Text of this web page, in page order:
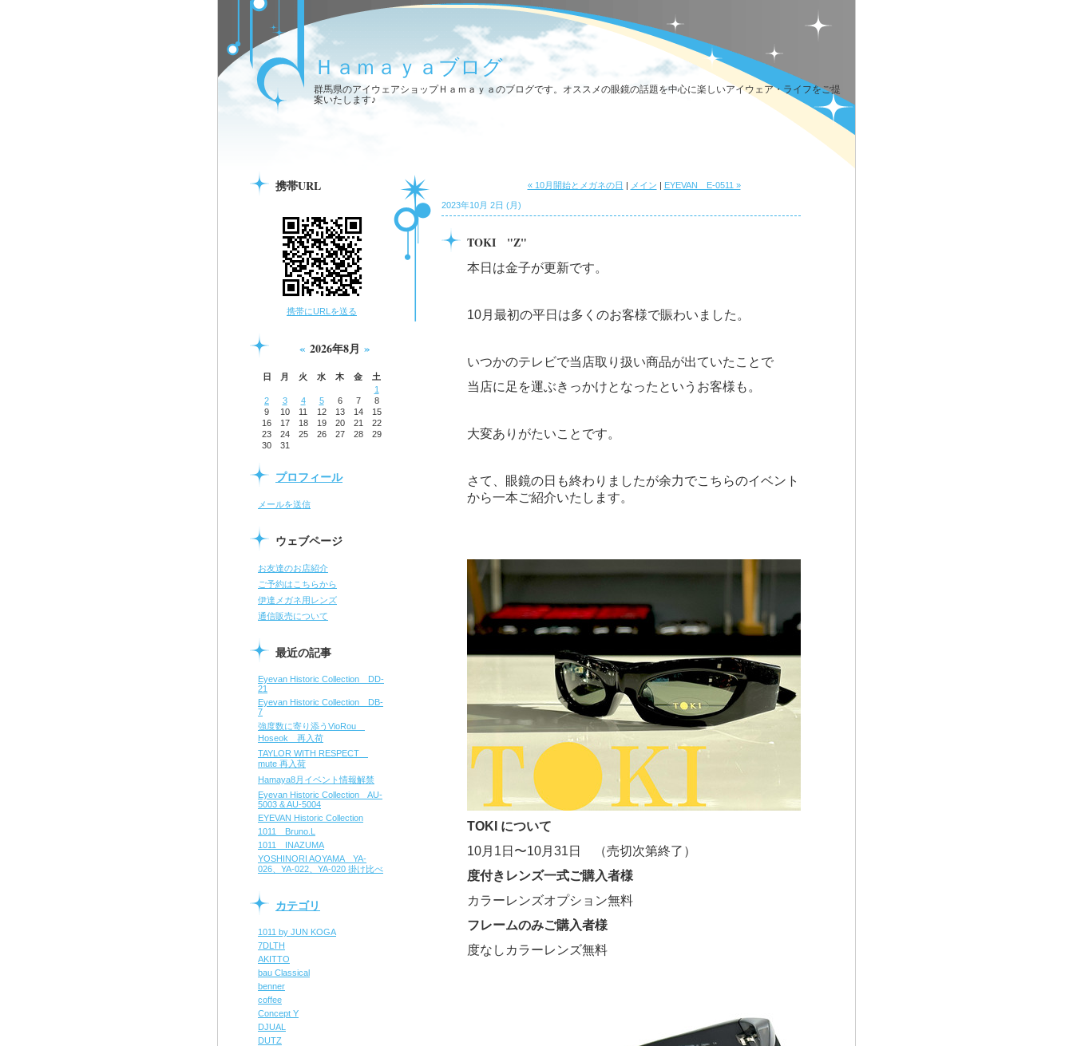
Ｈａｍａｙａブログ
群馬県のアイウェアショップＨａｍａｙａのブログです。オススメの眼鏡の話題を中心に楽しいアイウェア・ライフをご提
案いたします♪
携帯URL
携帯にURLを送る
« 2026年8月 »
日 月 火 水 木 金
土
1
2
3 4 5 6 7
8
9
10 11 12 13 14
15
16
17 18 19 20 21
22
23
24 25 26 27 28
29
30
31
プロフィール
メールを送信
ウェブページ
お友達のお店紹介
ご予約はこちらから
伊達メガネ用レンズ
通信販売について
最近の記事
Eyevan Historic Collection DD-
21
Eyevan Historic Collection DB-
7
強度数に寄り添うVioRou
Hoseok 再入荷
TAYLOR WITH RESPECT
mute 再入荷
Hamaya8月イベント情報解禁
Eyevan Historic Collection AU-
5003 & AU-5004
EYEVAN Historic Collection
1011 Bruno.L
1011 INAZUMA
YOSHINORI AOYAMA YA-
026、YA-022、YA-020 掛け比べ
カテゴリ
1011 by JUN KOGA
7DLTH
AKITTO
bau Classical
benner
coffee
Concept Y
DJUAL
DUTZ
« 10月開始とメガネの日 | メイン | EYEVAN E-0511 »
2023年10月 2日 (月)
TOKI "Z"
本日は金子が更新です。
10月最初の平日は多くのお客様で賑わいました。
いつかのテレビで当店取り扱い商品が出ていたことで
当店に足を運ぶきっかけとなったというお客様も。
大変ありがたいことです。
さて、眼鏡の日も終わりましたが余力でこちらのイベント
から一本ご紹介いたします。
TOKI について
10月1日〜10月31日 （売切次第終了）
度付きレンズ一式ご購入者様
カラーレンズオプション無料
フレームのみご購入者様
度なしカラーレンズ無料